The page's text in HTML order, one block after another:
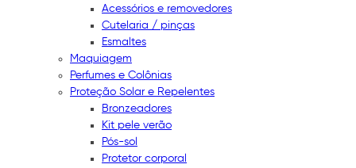
Acessórios e removedores
Cutelaria / pinças
Esmaltes
Maquiagem
Perfumes e Colônias
Proteção Solar e Repelentes
Bronzeadores
Kit pele verão
Pós-sol
Protetor corporal